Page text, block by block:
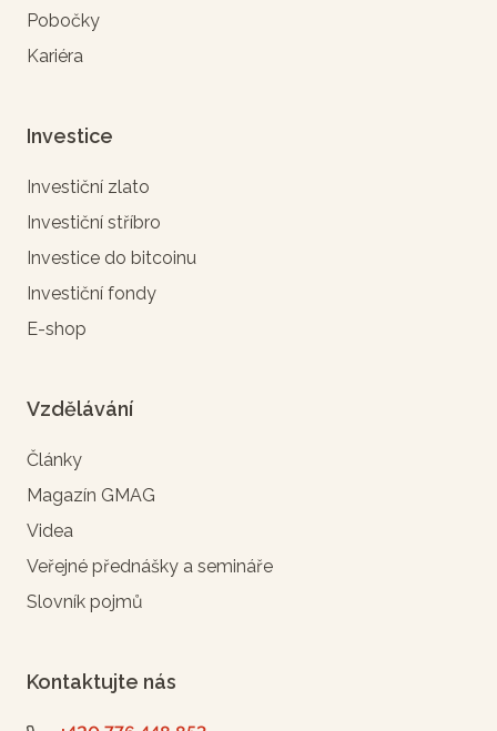
Pobočky
Kariéra
Investice
Investiční zlato
Investiční stříbro
Investice do bitcoinu
Investiční fondy
E-shop
Vzdělávání
Články
Magazín GMAG
Videa
Veřejné přednášky a semináře
Slovník pojmů
Kontaktujte nás